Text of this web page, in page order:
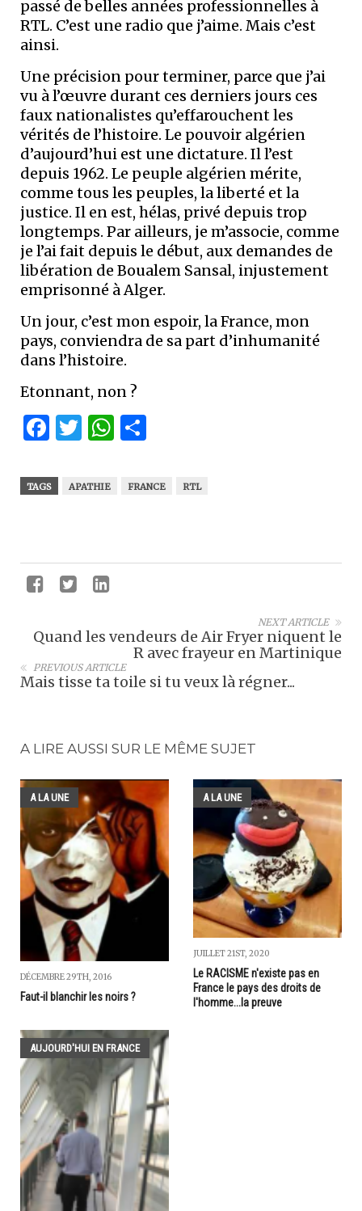
passé de belles années professionnelles à
RTL. C’est une radio que j’aime. Mais c’est
ainsi.
Une précision pour terminer, parce que j’ai
vu à l’œuvre durant ces derniers jours ces
faux nationalistes qu’effarouchent les
vérités de l’histoire. Le pouvoir algérien
d’aujourd’hui est une dictature. Il l’est
depuis 1962. Le peuple algérien mérite,
comme tous les peuples, la liberté et la
justice. Il en est, hélas, privé depuis trop
longtemps. Par ailleurs, je m’associe, comme
je l’ai fait depuis le début, aux demandes de
libération de Boualem Sansal, injustement
emprisonné à Alger.
Un jour, c’est mon espoir, la France, mon
pays, conviendra de sa part d’inhumanité
dans l’histoire.
Etonnant, non ?
Facebook
Twitter
WhatsApp
TAGS APATHIE FRANCE RTL
NEXT ARTICLE
Quand les vendeurs de Air Fryer niquent le
R avec frayeur en Martinique
PREVIOUS ARTICLE
Mais tisse ta toile si tu veux là régner...
A LIRE AUSSI SUR LE MÊME SUJET
A LA UNE
DÉCEMBRE 29TH, 2016
Faut-il blanchir les noirs ?
A LA UNE
JUILLET 21ST, 2020
Le RACISME n'existe pas en
France le pays des droits de
l'homme...la preuve
AUJOURD'HUI EN FRANCE